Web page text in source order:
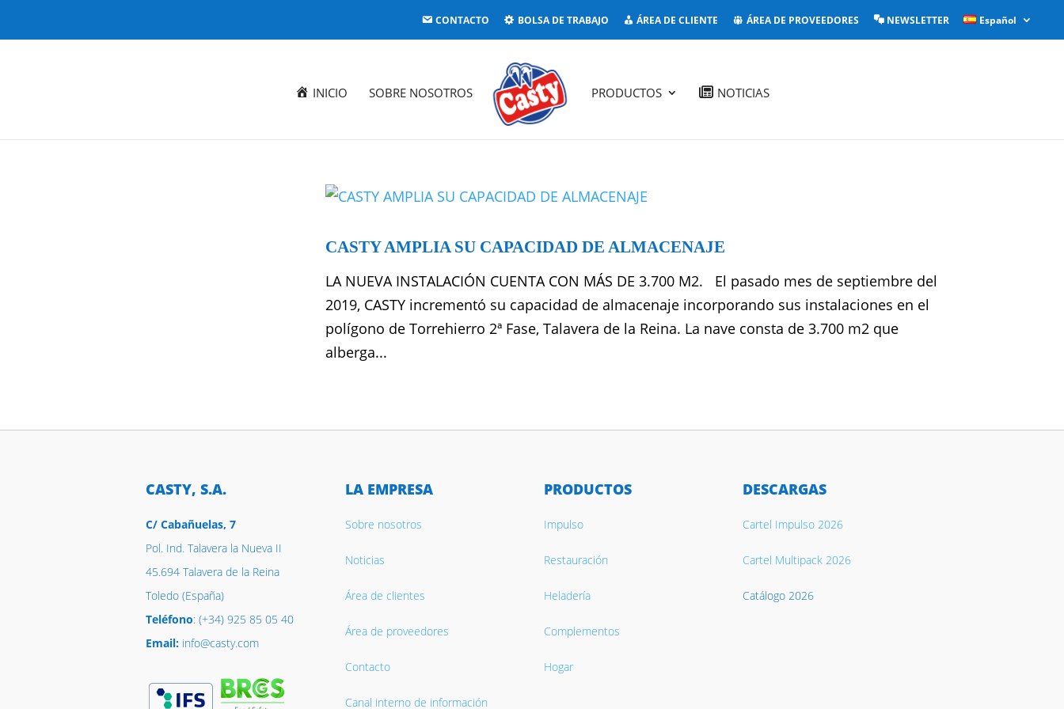
CONTACTO BOLSA DE TRABAJO ÁREA DE CLIENTE ÁREA DE PROVEEDORES NEWSLETTER Español
INICIO SOBRE NOSOTROS PRODUCTOS NOTICIAS
CASTY AMPLIA SU CAPACIDAD DE ALMACENAJE
LA NUEVA INSTALACIÓN CUENTA CON MÁS DE 3.700 M2. El pasado mes de septiembre del
2019, CASTY incrementó su capacidad de almacenaje incorporando sus instalaciones en el
polígono de Torrehierro 2ª Fase, Talavera de la Reina. La nave consta de 3.700 m2 que
alberga...
CASTY, S.A.
C/ Cabañuelas, 7
Pol. Ind. Talavera la Nueva II
45.694 Talavera de la Reina
Toledo (España)
Teléfono: (+34) 925 85 05 40
Email: info@casty.com
LA EMPRESA
Sobre nosotros
Noticias
Área de clientes
Área de proveedores
Contacto
Canal interno de información
PRODUCTOS
Impulso
Restauración
Heladería
Complementos
Hogar
DESCARGAS
Cartel Impulso 2026
Cartel Multipack 2026
Catálogo 2026